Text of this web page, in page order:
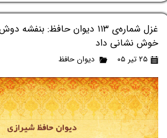
غزل شماره‌ی ۱۱۳ دیوان حافظ:
خوش نشانی داد
۲۵ تیر ۰۵ دیوان حافظ